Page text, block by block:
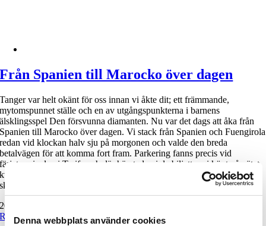
Denna webbplats använder cookies
Från Spanien till Marocko över dagen
Tanger var helt okänt för oss innan vi åkte dit; ett främmande,
mytomspunnet ställe och en av utgångspunkterna i barnens
älsklingsspel Den försvunna diamanten. Nu var det dags att åka från
Spanien till Marocko över dagen. Vi stack från Spanien och Fuengirola
redan vid klockan halv sju på morgonen och valde den breda
betalvägen för att komma fort fram. Parkering fanns precis vid
färjeterminalen i Tarifa och där hämtade vi de biljetter vi köpt på nätet
kvällen innan. Vi tog en snabb kaffe och fyllde i de blanketter som vi
skulle lämna till polisen när vi klev i land i [...]
20 mars, 2015
Read More